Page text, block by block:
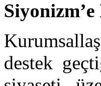
Siyonizm’e
destek